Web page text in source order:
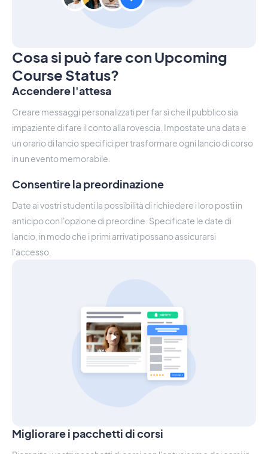
Cosa si può fare con Upcoming
Course Status?
Accendere l'attesa
Creare messaggi personalizzati per far sì che il pubblico sia
impaziente di fare il conto alla rovescia. Impostate una data e
un orario di lancio specifici per trasformare ogni lancio di corso
in un evento memorabile.
Consentire la preordinazione
Date ai vostri studenti la possibilità di richiedere i loro posti in
anticipo con l'opzione di preordine. Specificate le date di
lancio, in modo che i primi arrivati possano assicurarsi
l'accesso.
Migliorare i pacchetti di corsi